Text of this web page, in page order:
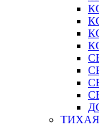
ТИХАЯ